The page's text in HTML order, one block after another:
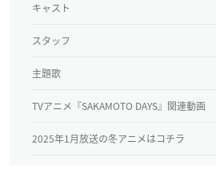
キャスト
スタッフ
主題歌
TVアニメ『SAKAMOTO DAYS』関連動画
2025年1月放送の冬アニメはコチラ